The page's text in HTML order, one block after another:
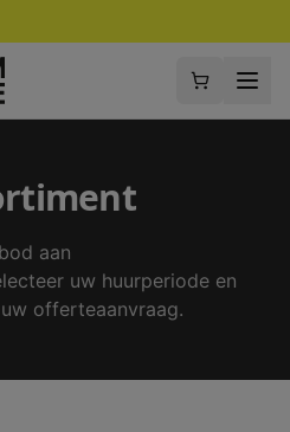
aan
uw huurperiode en
offerteaanvraag.